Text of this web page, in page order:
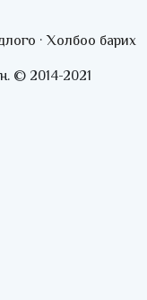
·Холбоо барих
© 2014-2021